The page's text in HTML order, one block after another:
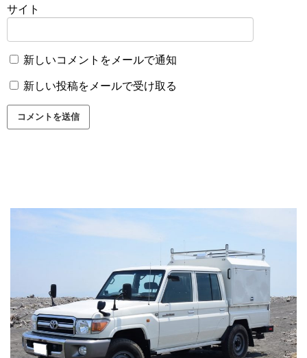
サイト
新しいコメントをメールで通知
新しい投稿をメールで受け取る